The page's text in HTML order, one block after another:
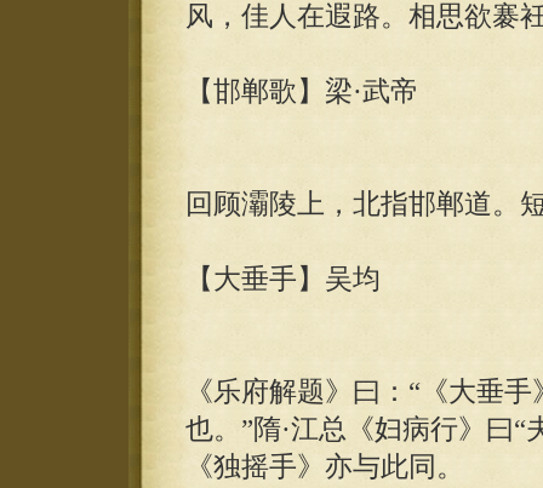
风，佳人在遐路。相思欲褰
【邯郸歌】梁·武帝
回顾灞陵上，北指邯郸道。
【大垂手】吴均
《乐府解题》曰：“《大垂
也。”隋·江总《妇病行》曰
《独摇手》亦与此同。